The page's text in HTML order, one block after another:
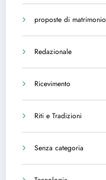
proposte di matrimonio
Redazionale
Ricevimento
Riti e Tradizioni
Senza categoria